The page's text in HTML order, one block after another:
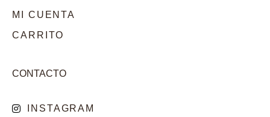
MI CUENTA
CARRITO
CONTACTO
INSTAGRAM